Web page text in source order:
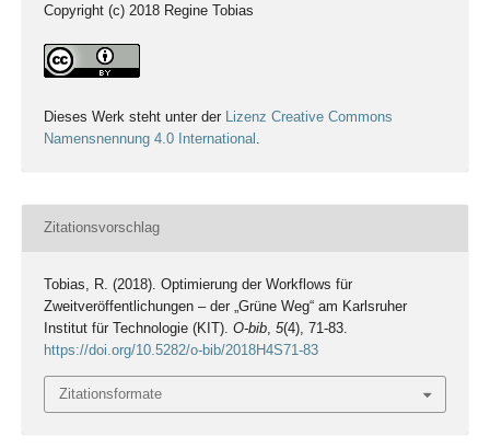
Copyright (c) 2018 Regine Tobias
Dieses Werk steht unter der Lizenz Creative Commons
Namensnennung 4.0 International
Zitationsvorschlag
Tobias, R. (2018). Optimierung der Workflows für
Zweitveröffentlichungen – der „Grüne Weg“ am Karlsruher
Institut für Technologie (KIT). O-bib, 5(4), 71-83.
https://doi.org/10.5282/o-bib/2018H4S71-83
Zitationsformate